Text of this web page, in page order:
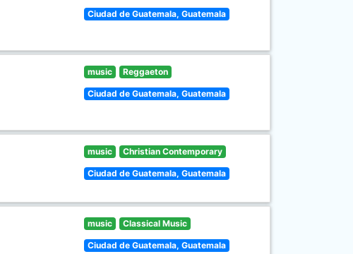
Ciudad de Guatemala, Guatemala
music Reggaeton
Ciudad de Guatemala, Guatemala
music Christian Contemporary
Ciudad de Guatemala, Guatemala
music Classical Music
Ciudad de Guatemala, Guatemala